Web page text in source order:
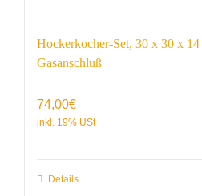
Hockerkocher-Set, 30 x 30 x
Gasanschluß
74,00€
Details